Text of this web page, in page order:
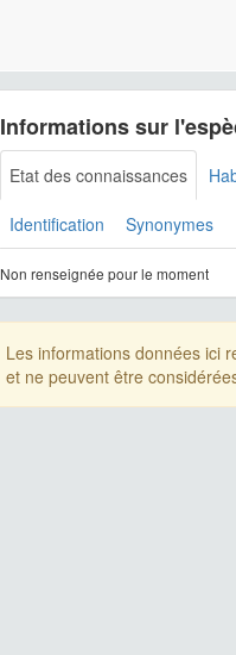
Informations sur
Etat des connaissances
Identification Synonymes
Non renseignée pour le moment
Les informations données ici
et ne peuvent être